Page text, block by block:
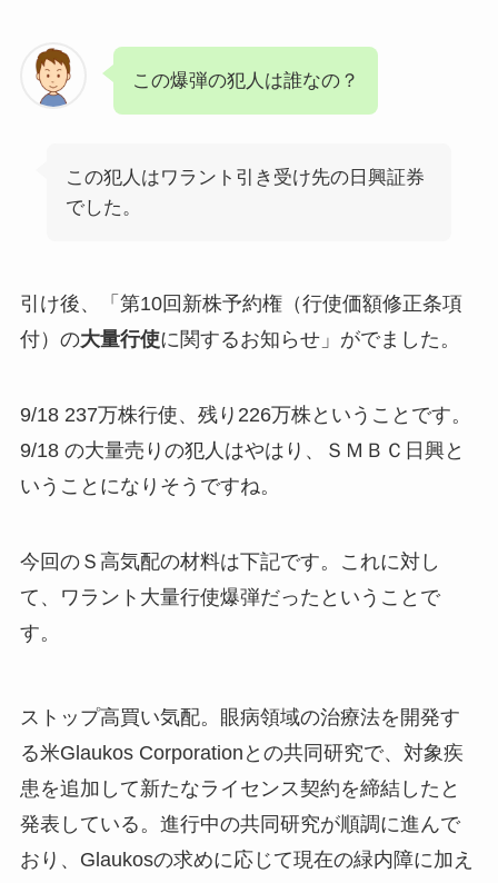
この爆弾の犯人は誰なの？
この犯人はワラント引き受け先の日興証券
でした。
引け後、「第10回新株予約権（行使価額修正条項
付）の大量行使に関するお知らせ」がでました。
9/18 237万株行使、残り226万株ということです。
9/18 の大量売りの犯人はやはり、ＳＭＢＣ日興と
いうことになりそうですね。
今回のＳ高気配の材料は下記です。これに対し
て、ワラント大量行使爆弾だったということで
す。
ストップ高買い気配。眼病領域の治療法を開発す
る米Glaukos Corporationとの共同研究で、対象疾
患を追加して新たなライセンス契約を締結したと
発表している。進行中の共同研究が順調に進んで
おり、Glaukosの求めに応じて現在の緑内障に加え